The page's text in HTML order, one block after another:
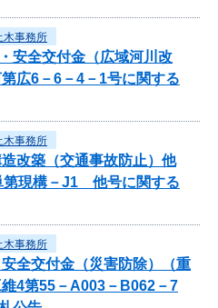
木事務所
安全交付金（広域河川改
広6－6－4－1号に関する
木事務所
改築（交通事故防止）他
第現構－J1 他号に関する
木事務所
全交付金（災害防除）（重
4第55－A003－B062－7